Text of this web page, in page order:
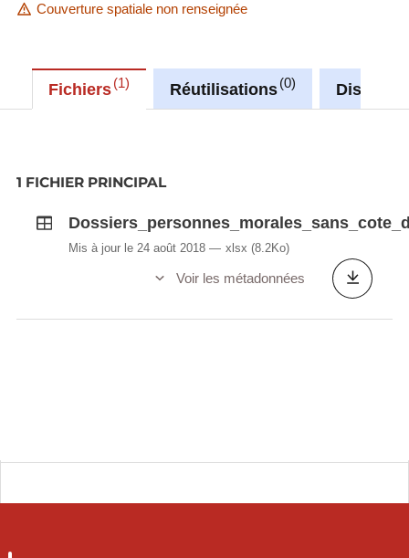
Couverture spatiale non renseignée
Fichiers 1 Réutilisations 0
1 FICHIER PRINCIPAL
Mis à jour le 24 août 2018 xlsx (8.2Ko)
Voir les métadonnées